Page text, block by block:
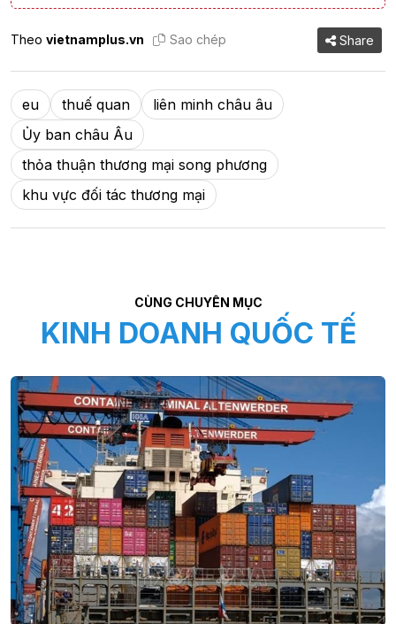
Theo vietnamplus.vn Sao chép Share
eu thuế quan
liên minh châu âu
Ủy ban châu Âu
thỏa thuận thương mại song phương
khu vực đối tác thương mại
CÙNG CHUYÊN MỤC
KINH DOANH QUỐC TẾ